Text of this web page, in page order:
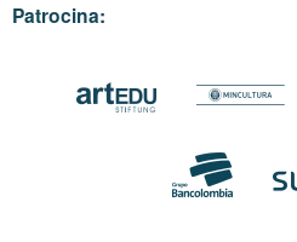
Patrocina: